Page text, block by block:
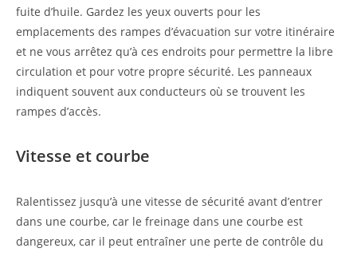
fuite d’huile. Gardez les yeux ouverts pour les
emplacements des rampes d’évacuation sur votre itinéraire
et ne vous arrêtez qu’à ces endroits pour permettre la libre
circulation et pour votre propre sécurité. Les panneaux
indiquent souvent aux conducteurs où se trouvent les
rampes d’accès.
Vitesse et courbe
Ralentissez jusqu’à une vitesse de sécurité avant d’entrer
dans une courbe, car le freinage dans une courbe est
dangereux, car il peut entraîner une perte de contrôle du